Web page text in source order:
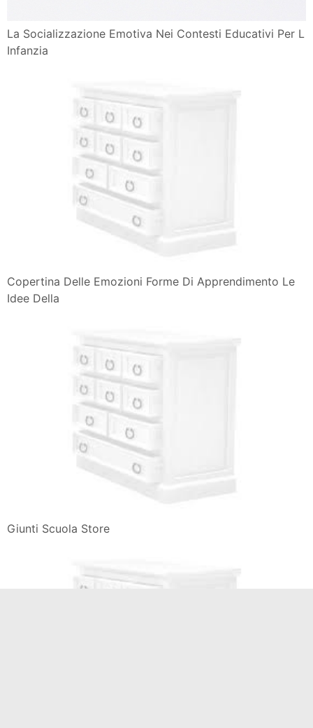
La Socializzazione Emotiva Nei Contesti Educativi Per L
Infanzia
Copertina Delle Emozioni Forme Di Apprendimento Le
Idee Della
Giunti Scuola Store